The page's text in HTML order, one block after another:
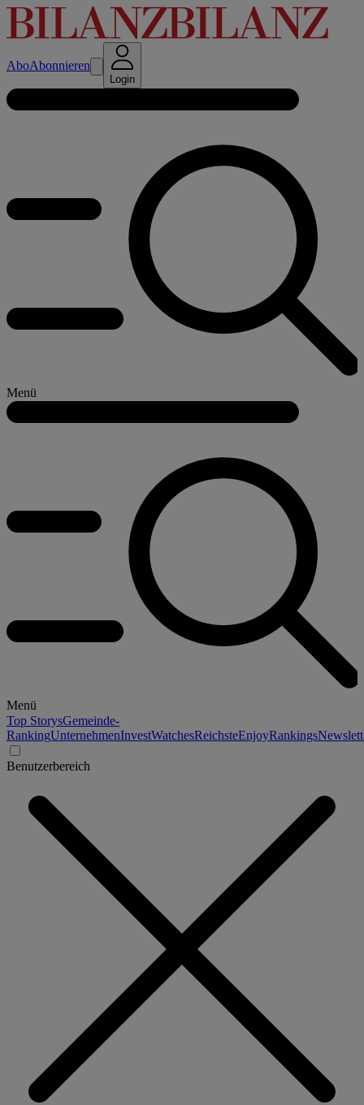
AboAbonnieren
Login
Menü
Menü
Top StorysGemeinde-
RankingUnternehmenInvestWatchesReichsteEnjoyRankings
Benutzerbereich